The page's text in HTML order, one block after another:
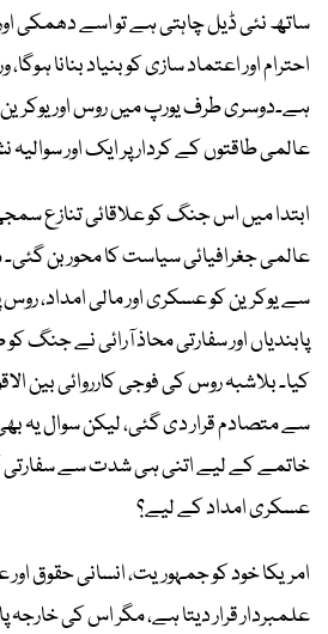
ساتھ نئی ڈیل چاہتی ہے تو اسے دھمکی
احترام اور اعتماد سازی کو بنیاد بنانا
ہے۔دوسری طرف یورپ میں روس اور
عالمی طاقتوں کے کردار پر ایک اور
ابتدا میں اس جنگ کو علاقائی تنازع
عالمی جغرافیائی سیاست کا محور بن
سے یوکرین کو عسکری اور مالی امداد،
پابندیاں اور سفارتی محاذ آرائی نے جنگ کو
کیا۔ بلاشبہ روس کی فوجی کارروائی بین
سے متصادم قرار دی گئی، لیکن سوال یہ
خاتمے کے لیے اتنی ہی شدت سے
عسکری امداد کے لیے؟
امریکا خود کو جمہوریت، انسانی حقوق
علمبردار قرار دیتا ہے، مگر اس کی خارجہ